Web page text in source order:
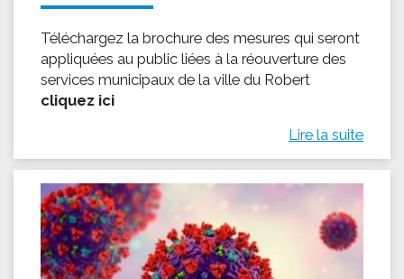
Téléchargez la brochure des mesures qui seront
appliquées au public liées à la réouverture des
services municipaux de la ville du Robert
cliquez ici
Lire la suite